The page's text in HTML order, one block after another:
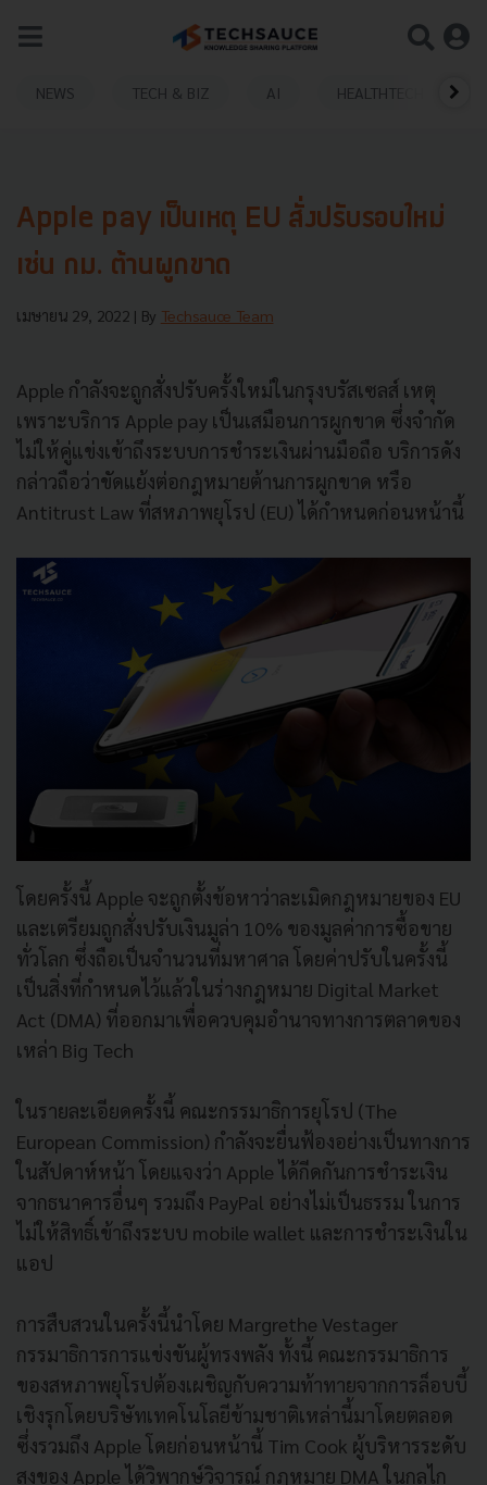
NEWS TECH & BIZ AI HEALTHTECH
Apple pay เป็นเหตุ EU สั่งปรับรอบใหม่
เซ่น กม. ต้านผูกขาด
เมษายน 29, 2022 | By Techsauce Team
Apple กำลังจะถูกสั่งปรับครั้งใหม่ในกรุงบรัสเซลส์ เหตุ
เพราะบริการ Apple pay เป็นเสมือนการผูกขาด ซึ่งจำกัด
ไม่ให้คู่แข่งเข้าถึงระบบการชำระเงินผ่านมือถือ บริการดัง
กล่าวถือว่าขัดแย้งต่อกฎหมายต้านการผูกขาด หรือ
Antitrust Law ที่สหภาพยุโรป (EU) ได้กำหนดก่อนหน้านี้
โดยครั้งนี้ Apple จะถูกตั้งข้อหาว่าละเมิดกฎหมายของ EU
และเตรียมถูกสั่งปรับเงินมูล่า 10% ของมูลค่าการซื้อขาย
ทั่วโลก ซึ่งถือเป็นจำนวนที่มหาศาล โดยค่าปรับในครั้งนี้
เป็นสิ่งที่กำหนดไว้แล้วในร่างกฎหมาย Digital Market
Act (DMA) ที่ออกมาเพื่อควบคุมอำนาจทางการตลาดของ
เหล่า Big Tech
ในรายละเอียดครั้งนี้ คณะกรรมาธิการยุโรป (The
European Commission) กำลังจะยื่นฟ้องอย่างเป็นทางการ
ในสัปดาห์หน้า โดยแจงว่า Apple ได้กีดกันการชำระเงิน
จากธนาคารอื่นๆ รวมถึง PayPal อย่างไม่เป็นธรรม ในการ
ไม่ให้สิทธิ์เข้าถึงระบบ mobile wallet และการชำระเงินใน
แอป
การสืบสวนในครั้งนี้นำโดย Margrethe Vestager
กรรมาธิการการแข่งขันผู้ทรงพลัง ทั้งนี้ คณะกรรมาธิการ
ของสหภาพยุโรปต้องเผชิญกับความท้าทายจากการล็อบบี้
เชิงรุกโดยบริษัทเทคโนโลยีข้ามชาติเหล่านี้มาโดยตลอด
ซึ่งรวมถึง Apple โดยก่อนหน้านี้ Tim Cook ผู้บริหารระดับ
สูงของ Apple ได้วิพากษ์วิจารณ์ กฎหมาย DMA ในกลไก